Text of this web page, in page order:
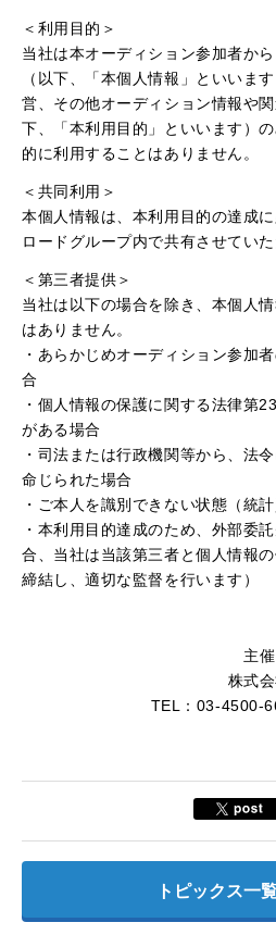
＜利用目的＞
当社は本オーディション参加者か
（以下、「本個人情報」といいま
営、その他オーディション情報や
下、「本利用目的」といいます）
的に利用することはありません。
＜共同利用＞
本個人情報は、本利用目的の達成
ロードグループ内で共有させてい
＜第三者提供＞
当社は以下の場合を除き、本個人
はありません。
・あらかじめオーディション参加
合
・個人情報の保護に関する法律第
がある場合
・司法または行政機関等から、法
命じられた場合
・ご本人を識別できない状態（統
・本利用目的達成のため、外部委
合、当社は当該第三者と個人情報
締結し、適切な監督を行います）
主
株式
TEL：03-4500-
トピックス一